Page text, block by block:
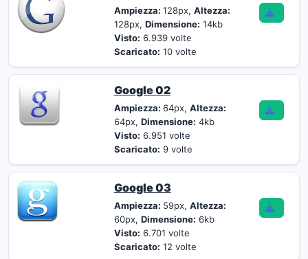
Ampiezza: 128px, Altezza:
128px, Dimensione: 14kb
Visto: 6.939 volte
Scaricato: 10 volte
Google 02
Ampiezza: 64px, Altezza:
64px, Dimensione: 4kb
Visto: 6.951 volte
Scaricato: 9 volte
Google 03
Ampiezza: 59px, Altezza:
60px, Dimensione: 6kb
Visto: 6.701 volte
Scaricato: 12 volte